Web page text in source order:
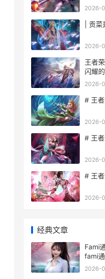
制动
2026-
| 贡
2026-
王者
闪耀
题，
2026-
# 王
2026-
# 王
2026-
# 王
2026-
经典文章
Fami
fami
2026-